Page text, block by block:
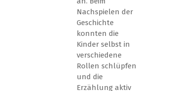
Nachspielen der
Geschichte
konnten die
Kinder selbst in
verschiedene
Rollen schlüpfen
und die
Erzählung aktiv